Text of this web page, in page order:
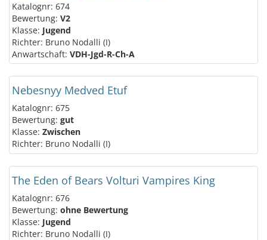
Katalognr: 674
Bewertung: V2
Klasse: Jugend
Richter: Bruno Nodalli (I)
Anwartschaft: VDH-Jgd-R-Ch-A
Nebesnyy Medved Etuf
Katalognr: 675
Bewertung: gut
Klasse: Zwischen
Richter: Bruno Nodalli (I)
The Eden of Bears Volturi Vampires King
Katalognr: 676
Bewertung: ohne Bewertung
Klasse: Jugend
Richter: Bruno Nodalli (I)